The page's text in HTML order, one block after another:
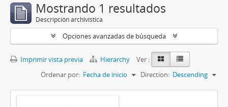
Mostrando 1 resultados
Descripción archivística
Opciones avanzadas de búsqueda
Imprimir vista previa Hierarchy
Ver :
Ordenar por: Fecha de inicio Direction: Descending